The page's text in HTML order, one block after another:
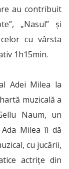
au contribuit
„Nasul” și
cu vârsta
1h15min.
Adei Milea la
muzicală a
Naum, un
Milea îi dă
cu jucării,
actrițe din